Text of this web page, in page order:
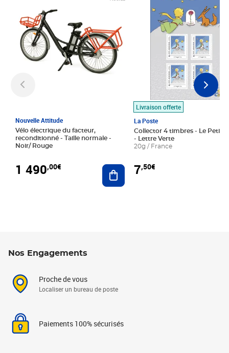
Nouvelle Attitude
Vélo électrique du facteur,
reconditionné - Taille normale -
Noir/ Rouge
1 490,00€ Ajouter au panier
Livraison offerte
La Poste
Collector 4 timbres - Le Petit
- Lettre Verte
20g / France
7,50€
Nos Engagements
Proche de vous
Localiser un bureau de poste
Paiements 100% sécurisés